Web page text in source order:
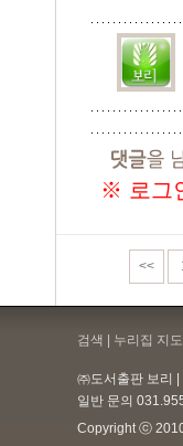
※ 로그
<<
검색 | 누리집 지
㈜도서출판 보리
일반 문의
Copyright ⓒ